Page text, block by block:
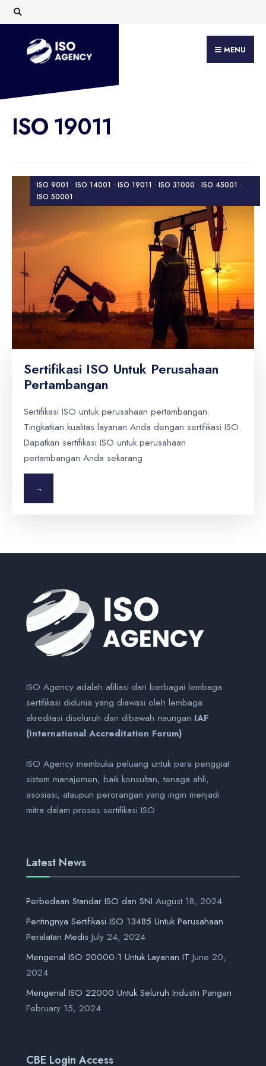
Skip
to
content
MENU
ISO 19011
ISO 9001 • ISO 14001 • ISO 19011 • ISO 31000 • ISO 45001 •
ISO 50001
Sertifikasi ISO Untuk Perusahaan
Pertambangan
Sertifikasi ISO untuk perusahaan pertambangan.
Tingkatkan kualitas layanan Anda dengan sertifikasi ISO.
Dapatkan sertifikasi ISO untuk perusahaan
pertambangan Anda sekarang
→
ISO Agency adalah afiliasi dari berbagai lembaga
sertifikasi didunia yang diawasi oleh lembaga
akreditasi diseluruh dan dibawah naungan IAF
(International Accreditation Forum)
ISO Agency membuka peluang untuk para penggiat
sistem manajemen, baik konsultan, tenaga ahli,
asosiasi, ataupun perorangan yang ingin menjadi
mitra dalam proses sertifikasi ISO
Latest News
Perbedaan Standar ISO dan SNI August 18, 2024
Pentingnya Sertifikasi ISO 13485 Untuk Perusahaan
Peralatan Medis July 24, 2024
Mengenal ISO 20000-1 Untuk Layanan IT June 20,
2024
Mengenal ISO 22000 Untuk Seluruh Industri Pangan
February 15, 2024
CBE Login Access
for: